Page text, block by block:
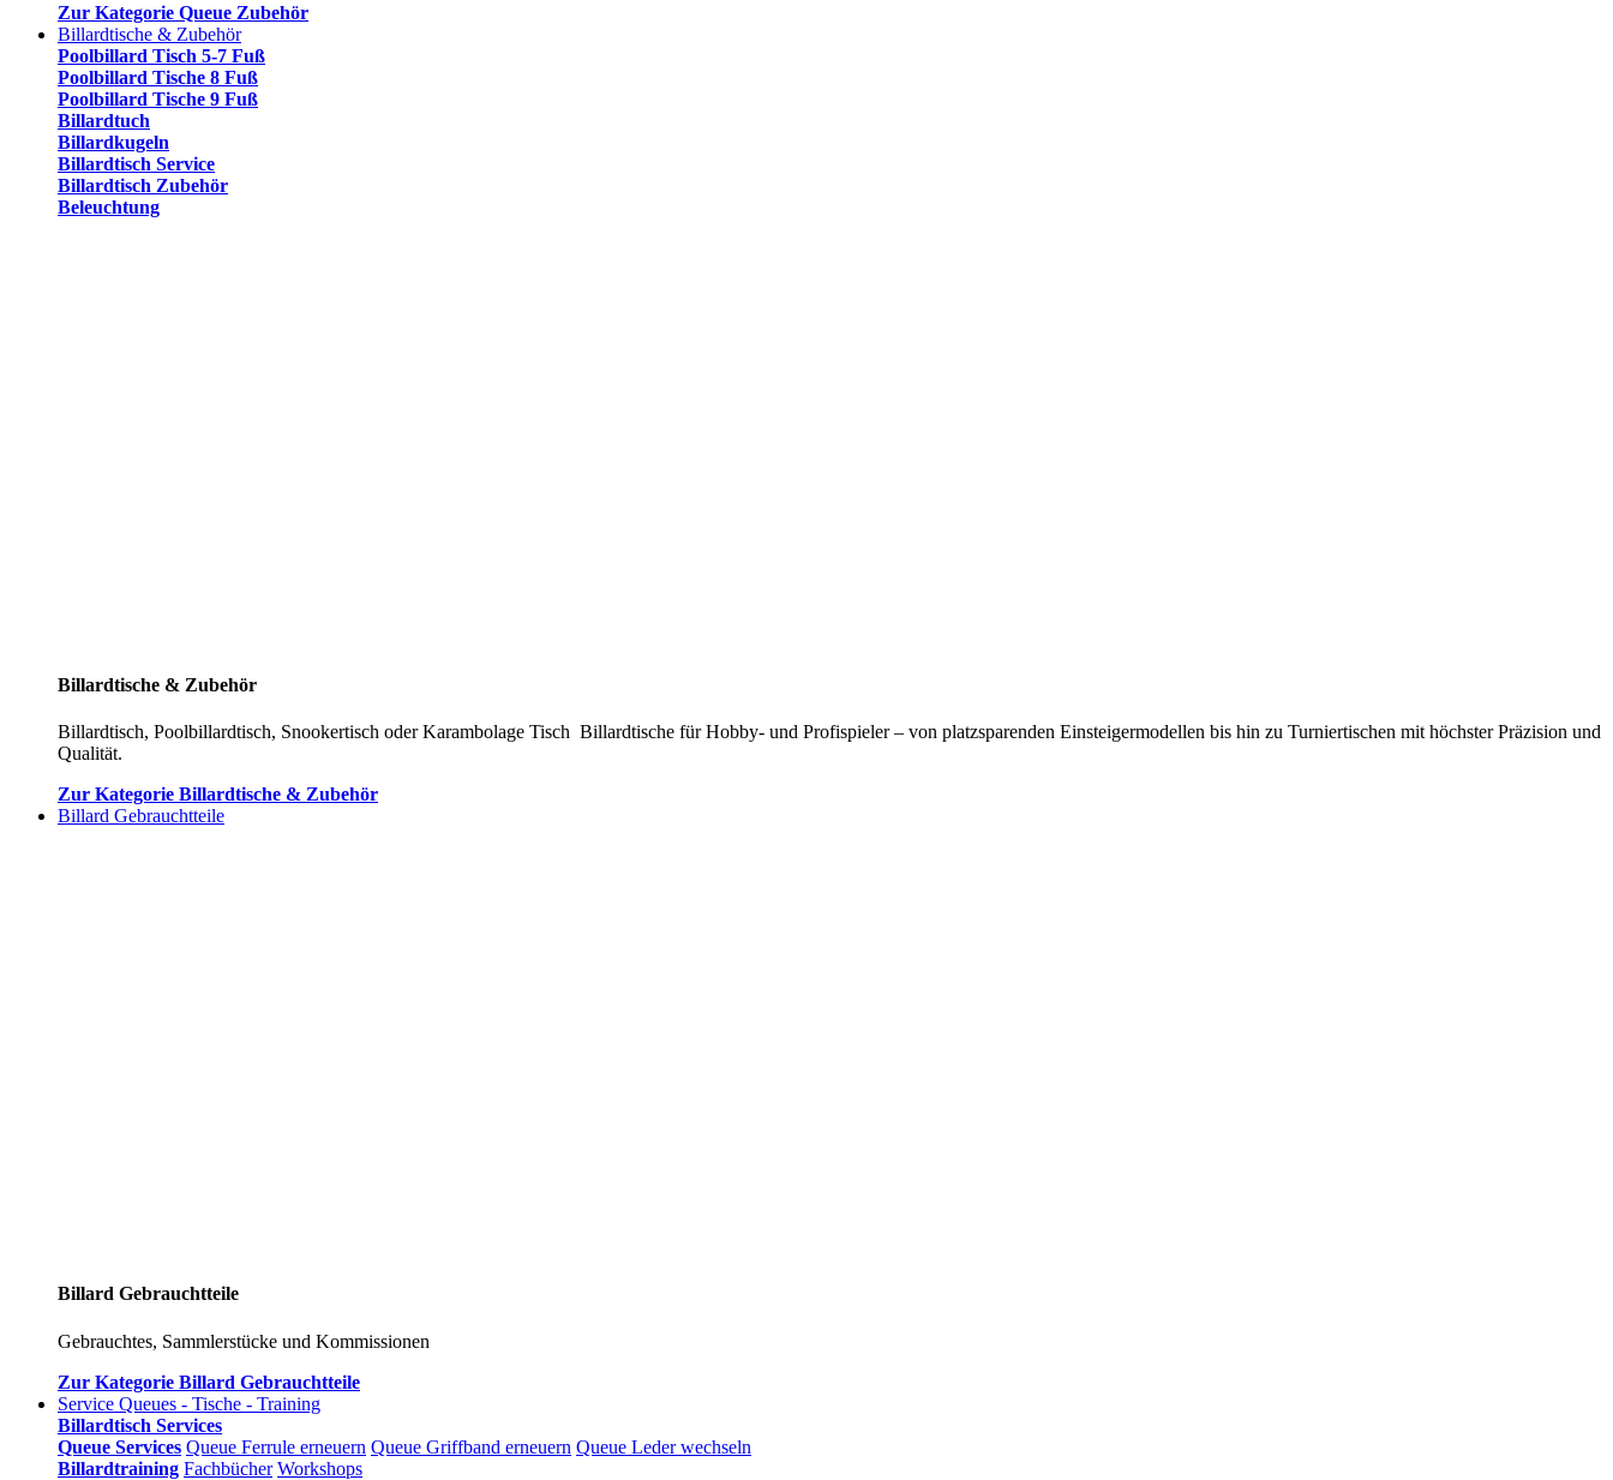
Zur Kategorie Queue Zubehör
Billardtische & Zubehör
Poolbillard Tisch 5-7 Fuß
Poolbillard Tische 8 Fuß
Poolbillard Tische 9 Fuß
Billardtuch
Billardkugeln
Billardtisch Service
Billardtisch Zubehör
Beleuchtung
Billardtische & Zubehör
Billardtisch, Poolbillardtisch, Snookertisch oder Karambolage Tisch Billardtische für Hobby- und Profispieler – von platzsparenden Einsteigermodellen bis hin zu Turniertischen mit höchster Präzision und
Qualität.
Zur Kategorie Billardtische & Zubehör
Billard Gebrauchtteile
Billard Gebrauchtteile
Gebrauchtes, Sammlerstücke und Kommissionen
Zur Kategorie Billard Gebrauchtteile
Service Queues - Tische - Training
Billardtisch Services
Queue Services Queue Ferrule erneuern Queue Griffband erneuern Queue Leder wechseln
Billardtraining Fachbücher Workshops